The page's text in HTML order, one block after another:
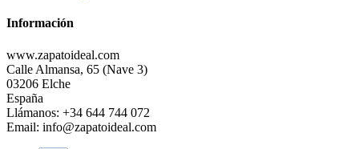
Información
www.zapatoideal.com
Calle Almansa, 65 (Nave 3)
03206 Elche
España
Llámanos: +34 644 744 072
Email: info@zapatoideal.com